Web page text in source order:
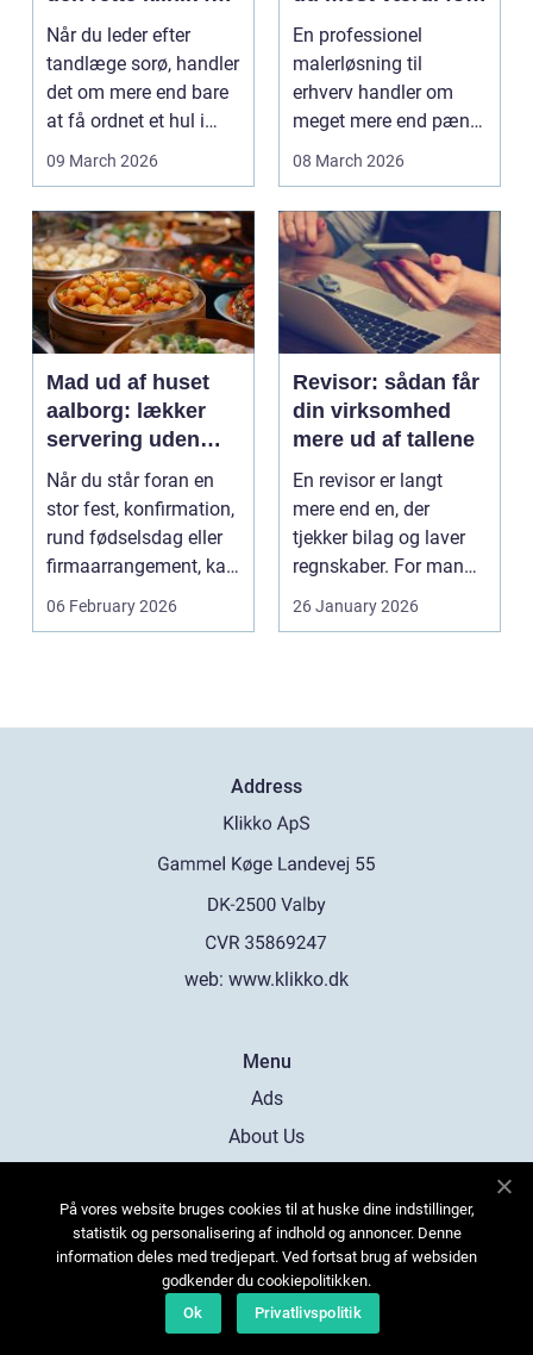
dig
Når du leder efter
tandlæge sorø, handler
det om mere end bare
at få ordnet et hul i
tanden. For man...
09 March 2026
pengene
En professionel
malerløsning til
erhverv handler om
meget mere end pæne
vægge. Malerarbejde
08 March 2026
Mad ud af huset
aalborg: lækker
servering uden
stress
Når du står foran en
stor fest, konfirmation,
rund fødselsdag eller
firmaarrangement, kan
planlægnin...
06 February 2026
Revisor: sådan får
din virksomhed
mere ud af tallene
En revisor er langt
mere end en, der
tjekker bilag og laver
regnskaber. For mange
mindre og mellemst...
26 January 2026
Address
web: www.klikko.dk
Menu
Ads
About Us
Contact
Sitemap
På vores website bruges cookies til at huske dine indstillinger,
statistik og personalisering af indhold og annoncer. Denne
information deles med tredjepart. Ved fortsat brug af websiden
godkender du cookiepolitikken.
Ok
Privatlivspolitik